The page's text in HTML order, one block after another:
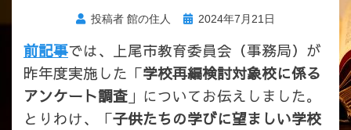
投稿者 館の住人
投
日:
2024年7月21日
前記事では、上尾市教育委員会（事務局）が
昨年度実施した「学校再編検討対象校に係る
アンケート調査 」についてお伝えしました。
とりわけ、「子供たちの学びに望ましい学校